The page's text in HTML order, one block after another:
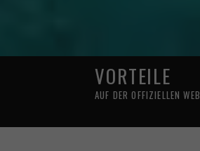
VORTEILE
AUF DER OFFIZIELLEN